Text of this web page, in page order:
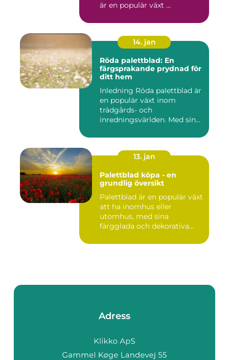
är en populär växt ...
14. jan
Röda palettblad: En
färgsprakande prydnad för
ditt hem
Inledning Röda palettblad är
en populär växt inom
trädgårds- och
inredningsvärlden. Med sina
13. jan
Palettblad köpa - en
grundlig översikt
Palettblad är en populär växt
att ha inomhus eller
utomhus, med sina
färgglada och dekorativa
Adress